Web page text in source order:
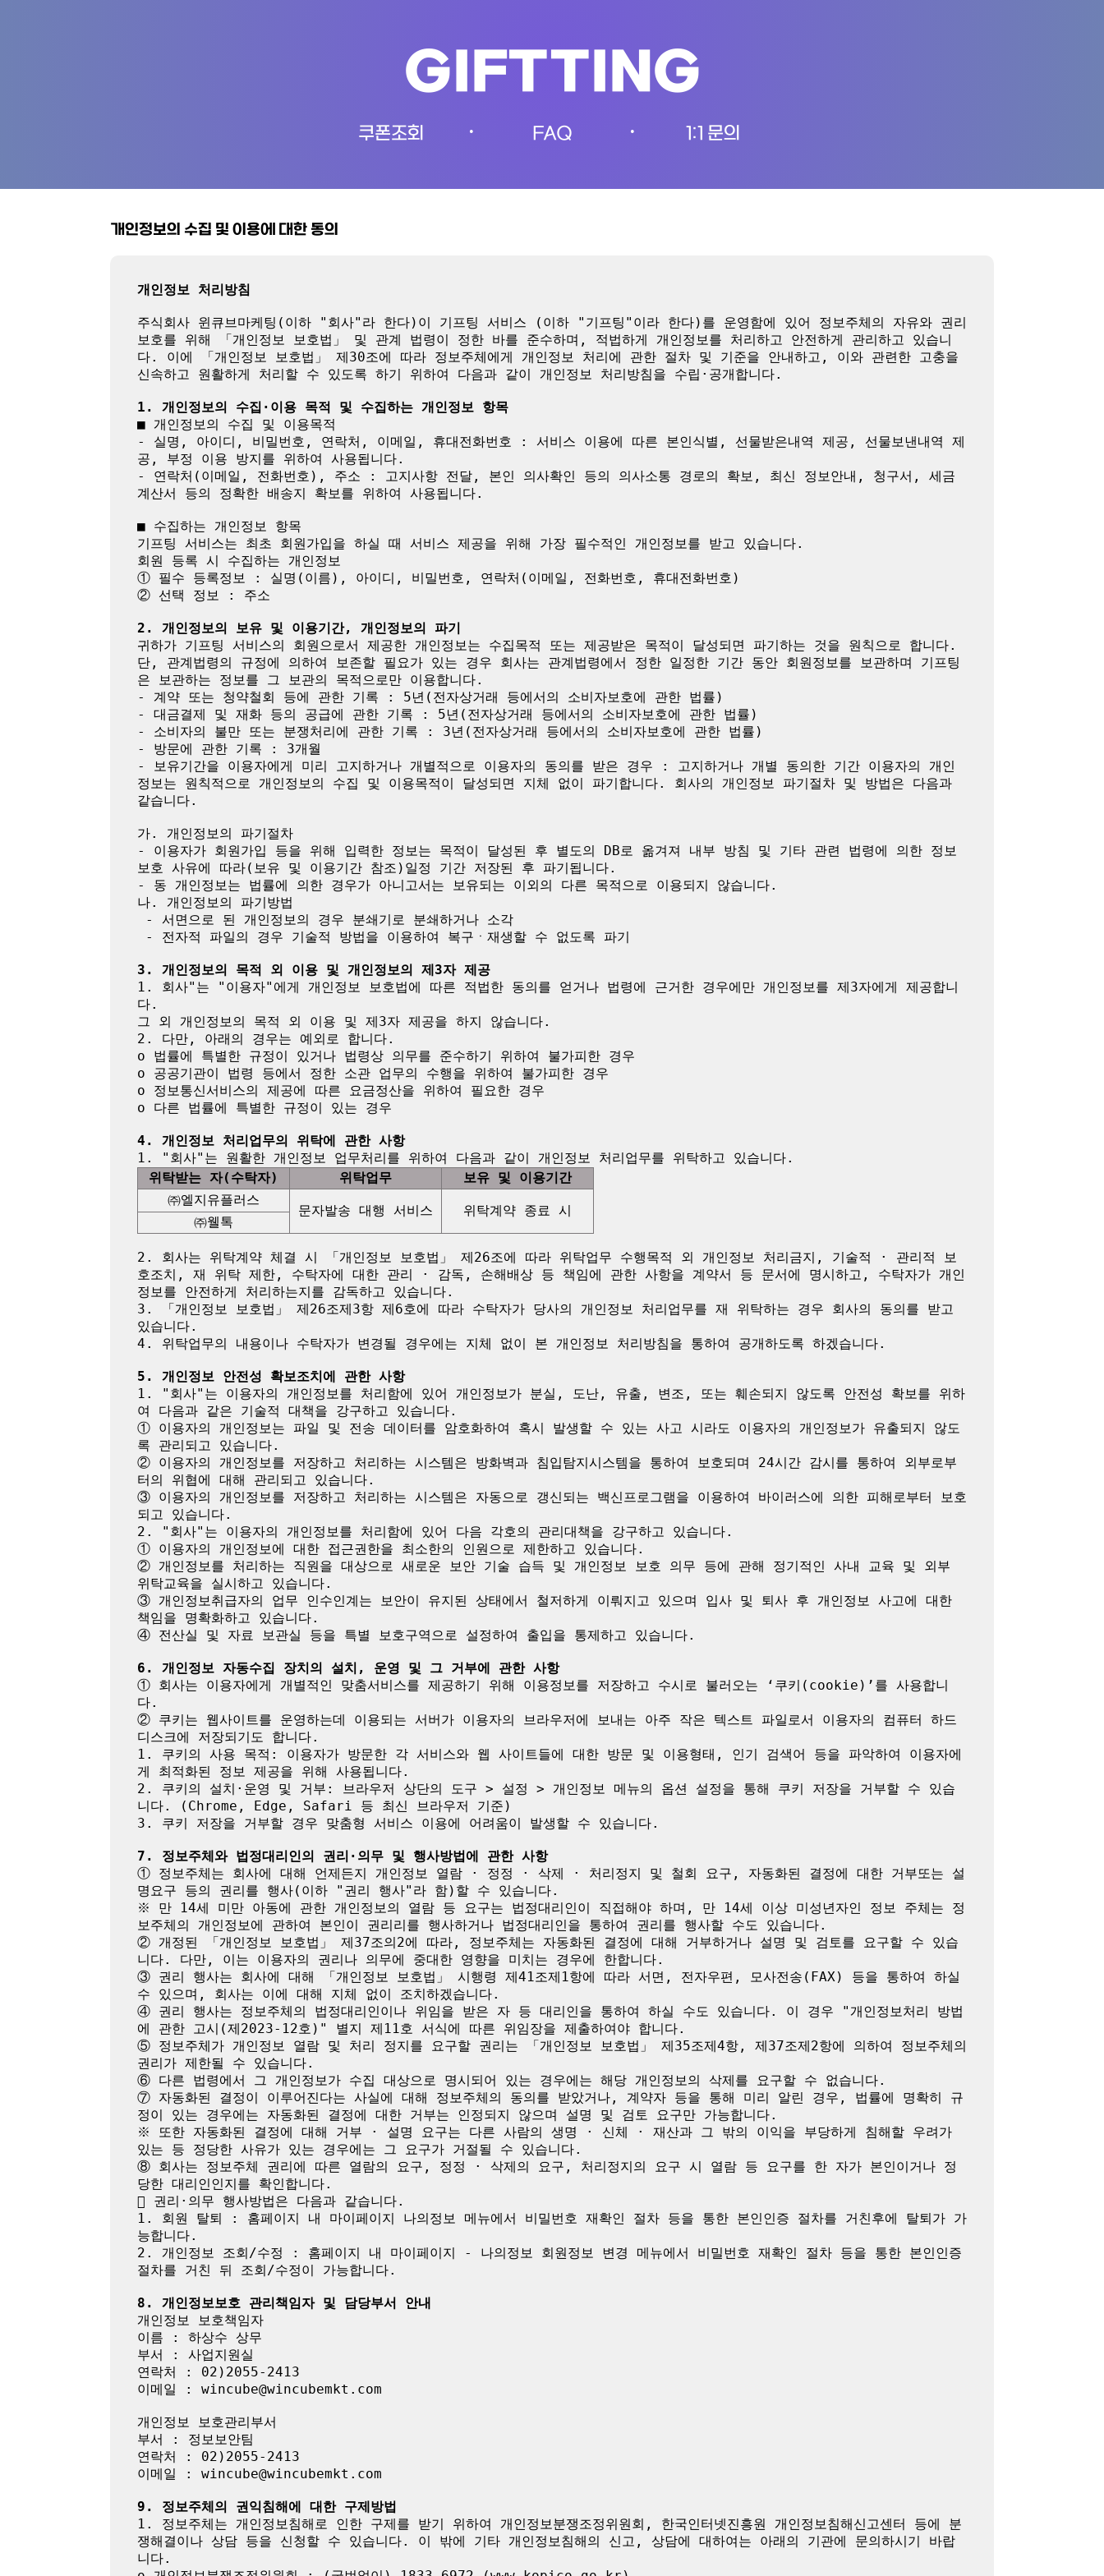
GIFTTING
쿠폰조회 • FAQ • 1:1 문의
개인정보의 수집 및 이용에 대한 동의
개인정보 처리방침
주식회사 윈큐브마케팅(이하 "회사"라 한다)이 기프팅 서비스 (이하 "기프팅"이라 한다)를 운영함에 있어 정보주체의 자유와 권리
보호를 위해 「개인정보 보호법」 및 관계 법령이 정한 바를 준수하며, 적법하게 개인정보를 처리하고 안전하게 관리하고 있습니
다. 이에 「개인정보 보호법」 제30조에 따라 정보주체에게 개인정보 처리에 관한 절차 및 기준을 안내하고, 이와 관련한 고충을
신속하고 원활하게 처리할 수 있도록 하기 위하여 다음과 같이 개인정보 처리방침을 수립·공개합니다.
1. 개인정보의 수집·이용 목적 및 수집하는 개인정보 항목
■ 개인정보의 수집 및 이용목적
- 실명, 아이디, 비밀번호, 연락처, 이메일, 휴대전화번호 : 서비스 이용에 따른 본인식별, 선물받은내역 제공, 선물보낸내역 제
공, 부정 이용 방지를 위하여 사용됩니다.
- 연락처(이메일, 전화번호), 주소 : 고지사항 전달, 본인 의사확인 등의 의사소통 경로의 확보, 최신 정보안내, 청구서, 세금
계산서 등의 정확한 배송지 확보를 위하여 사용됩니다.
■ 수집하는 개인정보 항목
기프팅 서비스는 최초 회원가입을 하실 때 서비스 제공을 위해 가장 필수적인 개인정보를 받고 있습니다.
회원 등록 시 수집하는 개인정보
① 필수 등록정보 : 실명(이름), 아이디, 비밀번호, 연락처(이메일, 전화번호, 휴대전화번호)
② 선택 정보 : 주소
2. 개인정보의 보유 및 이용기간, 개인정보의 파기
귀하가 기프팅 서비스의 회원으로서 제공한 개인정보는 수집목적 또는 제공받은 목적이 달성되면 파기하는 것을 원칙으로 합니다.
단, 관계법령의 규정에 의하여 보존할 필요가 있는 경우 회사는 관계법령에서 정한 일정한 기간 동안 회원정보를 보관하며 기프팅
은 보관하는 정보를 그 보관의 목적으로만 이용합니다.
- 계약 또는 청약철회 등에 관한 기록 : 5년(전자상거래 등에서의 소비자보호에 관한 법률)
- 대금결제 및 재화 등의 공급에 관한 기록 : 5년(전자상거래 등에서의 소비자보호에 관한 법률)
- 소비자의 불만 또는 분쟁처리에 관한 기록 : 3년(전자상거래 등에서의 소비자보호에 관한 법률)
- 방문에 관한 기록 : 3개월
- 보유기간을 이용자에게 미리 고지하거나 개별적으로 이용자의 동의를 받은 경우 : 고지하거나 개별 동의한 기간 이용자의 개인
정보는 원칙적으로 개인정보의 수집 및 이용목적이 달성되면 지체 없이 파기합니다. 회사의 개인정보 파기절차 및 방법은 다음과
같습니다.
가. 개인정보의 파기절차
- 이용자가 회원가입 등을 위해 입력한 정보는 목적이 달성된 후 별도의 DB로 옮겨져 내부 방침 및 기타 관련 법령에 의한 정보
보호 사유에 따라(보유 및 이용기간 참조)일정 기간 저장된 후 파기됩니다.
- 동 개인정보는 법률에 의한 경우가 아니고서는 보유되는 이외의 다른 목적으로 이용되지 않습니다.
나. 개인정보의 파기방법
3. 개인정보의 목적 외 이용 및 개인정보의 제3자 제공
1. 회사"는 "이용자"에게 개인정보 보호법에 따른 적법한 동의를 얻거나 법령에 근거한 경우에만 개인정보를 제3자에게 제공합니
다.
그 외 개인정보의 목적 외 이용 및 제3자 제공을 하지 않습니다.
2. 다만, 아래의 경우는 예외로 합니다.
o 법률에 특별한 규정이 있거나 법령상 의무를 준수하기 위하여 불가피한 경우
o 공공기관이 법령 등에서 정한 소관 업무의 수행을 위하여 불가피한 경우
o 정보통신서비스의 제공에 따른 요금정산을 위하여 필요한 경우
o 다른 법률에 특별한 규정이 있는 경우
4. 개인정보 처리업무의 위탁에 관한 사항
위탁받는 자(수탁자)
위탁업무
보유 및 이용기간
㈜엘지유플러스
문자발송 대행 서비스 위탁계약 종료 시
㈜웰톡
2. 회사는 위탁계약 체결 시 「개인정보 보호법」 제26조에 따라 위탁업무 수행목적 외 개인정보 처리금지, 기술적 · 관리적 보
호조치, 재 위탁 제한, 수탁자에 대한 관리 · 감독, 손해배상 등 책임에 관한 사항을 계약서 등 문서에 명시하고, 수탁자가 개인
정보를 안전하게 처리하는지를 감독하고 있습니다.
3. 「개인정보 보호법」 제26조제3항 제6호에 따라 수탁자가 당사의 개인정보 처리업무를 재 위탁하는 경우 회사의 동의를 받고
있습니다.
4. 위탁업무의 내용이나 수탁자가 변경될 경우에는 지체 없이 본 개인정보 처리방침을 통하여 공개하도록 하겠습니다.
5. 개인정보 안전성 확보조치에 관한 사항
1. "회사"는 이용자의 개인정보를 처리함에 있어 개인정보가 분실, 도난, 유출, 변조, 또는 훼손되지 않도록 안전성 확보를 위하
여 다음과 같은 기술적 대책을 강구하고 있습니다.
① 이용자의 개인정보는 파일 및 전송 데이터를 암호화하여 혹시 발생할 수 있는 사고 시라도 이용자의 개인정보가 유출되지 않도
록 관리되고 있습니다.
② 이용자의 개인정보를 저장하고 처리하는 시스템은 방화벽과 침입탐지시스템을 통하여 보호되며 24시간 감시를 통하여 외부로부
터의 위협에 대해 관리되고 있습니다.
③ 이용자의 개인정보를 저장하고 처리하는 시스템은 자동으로 갱신되는 백신프로그램을 이용하여 바이러스에 의한 피해로부터 보호
되고 있습니다.
2. "회사"는 이용자의 개인정보를 처리함에 있어 다음 각호의 관리대책을 강구하고 있습니다.
① 이용자의 개인정보에 대한 접근권한을 최소한의 인원으로 제한하고 있습니다.
② 개인정보를 처리하는 직원을 대상으로 새로운 보안 기술 습득 및 개인정보 보호 의무 등에 관해 정기적인 사내 교육 및 외부
위탁교육을 실시하고 있습니다.
③ 개인정보취급자의 업무 인수인계는 보안이 유지된 상태에서 철저하게 이뤄지고 있으며 입사 및 퇴사 후 개인정보 사고에 대한
책임을 명확화하고 있습니다.
④ 전산실 및 자료 보관실 등을 특별 보호구역으로 설정하여 출입을 통제하고 있습니다.
6. 개인정보 자동수집 장치의 설치, 운영 및 그 거부에 관한 사항
① 회사는 이용자에게 개별적인 맞춤서비스를 제공하기 위해 이용정보를 저장하고 수시로 불러오는 ‘쿠키(cookie)’를 사용합니
다.
② 쿠키는 웹사이트를 운영하는데 이용되는 서버가 이용자의 브라우저에 보내는 아주 작은 텍스트 파일로서 이용자의 컴퓨터 하드
디스크에 저장되기도 합니다.
1. 쿠키의 사용 목적: 이용자가 방문한 각 서비스와 웹 사이트들에 대한 방문 및 이용형태, 인기 검색어 등을 파악하여 이용자에
게 최적화된 정보 제공을 위해 사용됩니다.
2. 쿠키의 설치·운영 및 거부: 브라우저 상단의 도구 > 설정 > 개인정보 메뉴의 옵션 설정을 통해 쿠키 저장을 거부할 수 있습
니다. (Chrome, Edge, Safari 등 최신 브라우저 기준)
3. 쿠키 저장을 거부할 경우 맞춤형 서비스 이용에 어려움이 발생할 수 있습니다.
7. 정보주체와 법정대리인의 권리·의무 및 행사방법에 관한 사항
① 정보주체는 회사에 대해 언제든지 개인정보 열람 · 정정 · 삭제 · 처리정지 및 철회 요구, 자동화된 결정에 대한 거부또는 설
명요구 등의 권리를 행사(이하 "권리 행사"라 함)할 수 있습니다.
※ 만 14세 미만 아동에 관한 개인정보의 열람 등 요구는 법정대리인이 직접해야 하며, 만 14세 이상 미성년자인 정보 주체는 정
보주체의 개인정보에 관하여 본인이 권리리를 행사하거나 법정대리인을 통하여 권리를 행사할 수도 있습니다.
② 개정된 「개인정보 보호법」 제37조의2에 따라, 정보주체는 자동화된 결정에 대해 거부하거나 설명 및 검토를 요구할 수 있습
니다. 다만, 이는 이용자의 권리나 의무에 중대한 영향을 미치는 경우에 한합니다.
③ 권리 행사는 회사에 대해 「개인정보 보호법」 시행령 제41조제1항에 따라 서면, 전자우편, 모사전송(FAX) 등을 통하여 하실
수 있으며, 회사는 이에 대해 지체 없이 조치하겠습니다.
④ 권리 행사는 정보주체의 법정대리인이나 위임을 받은 자 등 대리인을 통하여 하실 수도 있습니다. 이 경우 "개인정보처리 방법
에 관한 고시(제2023-12호)" 별지 제11호 서식에 따른 위임장을 제출하여야 합니다.
⑤ 정보주체가 개인정보 열람 및 처리 정지를 요구할 권리는 「개인정보 보호법」 제35조제4항, 제37조제2항에 의하여 정보주체의
권리가 제한될 수 있습니다.
⑥ 다른 법령에서 그 개인정보가 수집 대상으로 명시되어 있는 경우에는 해당 개인정보의 삭제를 요구할 수 없습니다.
⑦ 자동화된 결정이 이루어진다는 사실에 대해 정보주체의 동의를 받았거나, 계약자 등을 통해 미리 알린 경우, 법률에 명확히 규
정이 있는 경우에는 자동화된 결정에 대한 거부는 인정되지 않으며 설명 및 검토 요구만 가능합니다.
※ 또한 자동화된 결정에 대해 거부 · 설명 요구는 다른 사람의 생명 · 신체 · 재산과 그 밖의 이익을 부당하게 침해할 우려가
있는 등 정당한 사유가 있는 경우에는 그 요구가 거절될 수 있습니다.
⑧ 회사는 정보주체 권리에 따른 열람의 요구, 정정 · 삭제의 요구, 처리정지의 요구 시 열람 등 요구를 한 자가 본인이거나 정
당한 대리인인지를 확인합니다.
 권리·의무 행사방법은 다음과 같습니다.
1. 회원 탈퇴 : 홈페이지 내 마이페이지 나의정보 메뉴에서 비밀번호 재확인 절차 등을 통한 본인인증 절차를 거친후에 탈퇴가 가
능합니다.
2. 개인정보 조회/수정 : 홈페이지 내 마이페이지 - 나의정보 회원정보 변경 메뉴에서 비밀번호 재확인 절차 등을 통한 본인인증
절차를 거친 뒤 조회/수정이 가능합니다.
8. 개인정보보호 관리책임자 및 담당부서 안내
개인정보 보호책임자
이름 : 하상수 상무
부서 : 사업지원실
연락처 : 02)2055-2413
이메일 : wincube@wincubemkt.com
개인정보 보호관리부서
부서 : 정보보안팀
연락처 : 02)2055-2413
이메일 : wincube@wincubemkt.com
9. 정보주체의 권익침해에 대한 구제방법
1. 정보주체는 개인정보침해로 인한 구제를 받기 위하여 개인정보분쟁조정위원회, 한국인터넷진흥원 개인정보침해신고센터 등에 분
쟁해결이나 상담 등을 신청할 수 있습니다. 이 밖에 기타 개인정보침해의 신고, 상담에 대하여는 아래의 기관에 문의하시기 바랍
니다.